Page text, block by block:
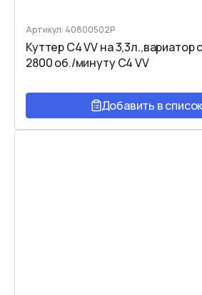
Артикул: 40800502P
Куттер C4 VV на 3,3л.,вариатор
2800 об./минуту C4 VV
Добавить в список